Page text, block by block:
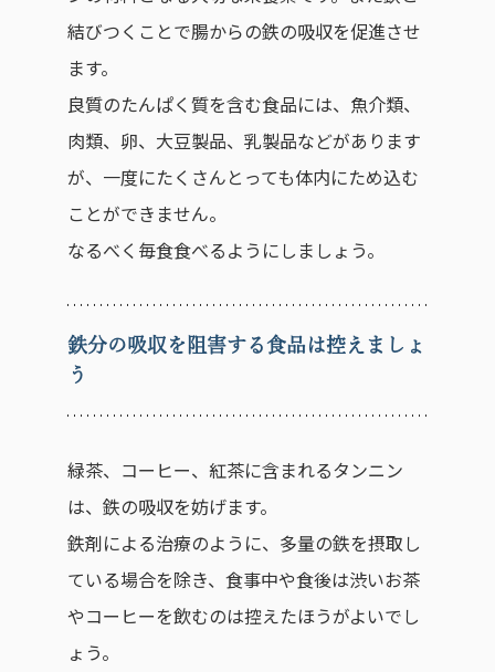
結びつくことで腸からの鉄の吸収を促進させ
ます。
良質のたんぱく質を含む食品には、魚介類、
肉類、卵、大豆製品、乳製品などがあります
が、一度にたくさんとっても体内にため込む
ことができません。
なるべく毎食食べるようにしましょう。
鉄分の吸収を阻害する食品は控えましょ
う
緑茶、コーヒー、紅茶に含まれるタンニン
は、鉄の吸収を妨げます。
鉄剤による治療のように、多量の鉄を摂取し
ている場合を除き、食事中や食後は渋いお茶
やコーヒーを飲むのは控えたほうがよいでし
ょう。